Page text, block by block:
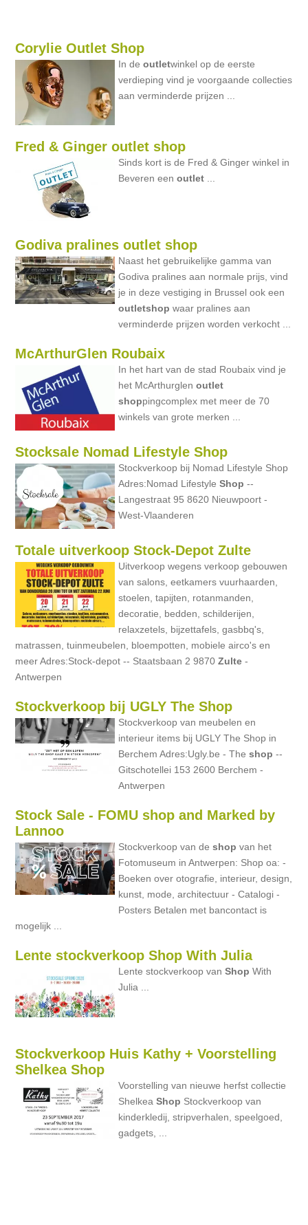
Corylie Outlet Shop
In deoutletwinkel op de eerste
verdieping vind je voorgaande collecties
aan verminderde prijzen ...
Fred & Ginger outlet shop
Sinds kort is de Fred & Ginger winkel in
Beveren eenoutlet
Godiva pralines outlet shop
Naast het gebruikelijke gamma van
Godiva pralines aan normale prijs, vind
je in deze vestiging in Brussel ook een
outletshop waar pralines aan
verminderde prijzen worden verkocht ...
McArthurGlen Roubaix
In het hart van de stad Roubaix vind je
het McArthurglenoutlet
shoppingcomplex met meer de 70
winkels van grote merken ...
Stocksale Nomad Lifestyle Shop
Stockverkoop bij Nomad Lifestyle Shop
Adres:Nomad LifestyleShop --
Langestraat 95 8620 Nieuwpoort -
West-Vlaanderen
Totale uitverkoop Stock-Depot Zulte
Uitverkoop wegens verkoop gebouwen
van salons, eetkamers vuurhaarden,
stoelen, tapijten, rotanmanden,
decoratie, bedden, schilderijen,
relaxzetels, bijzettafels, gasbbq's,
matrassen, tuinmeubelen, bloempotten, mobiele airco's en
meer Adres:Stock-depot -- Staatsbaan 2 9870Zulte -
Antwerpen
Stockverkoop bij UGLY The Shop
Stockverkoop van meubelen en
interieur items bij UGLY The Shop in
Berchem Adres:Ugly.be - Theshop --
Gitschotellei 153 2600 Berchem -
Antwerpen
Stock Sale - FOMU shop and Marked by
Lannoo
Stockverkoop van deshop van het
Fotomuseum in Antwerpen: Shop oa: -
Boeken over otografie, interieur, design,
kunst, mode, architectuur - Catalogi -
Posters Betalen met bancontact is
mogelijk ...
Lente stockverkoop Shop With Julia
Lente stockverkoop vanShop With
Julia ...
Stockverkoop Huis Kathy + Voorstelling
Shelkea Shop
Voorstelling van nieuwe herfst collectie
ShelkeaShop Stockverkoop van
kinderkledij, stripverhalen, speelgoed,
gadgets, ...